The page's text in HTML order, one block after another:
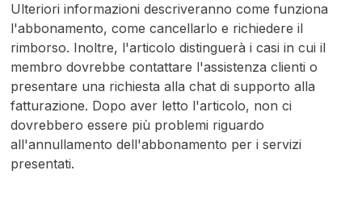
Ulteriori informazioni descriveranno come funziona
l'abbonamento, come cancellarlo e richiedere il
rimborso. Inoltre, l'articolo distinguerà i casi in cui il
membro dovrebbe contattare l'assistenza clienti o
presentare una richiesta alla chat di supporto alla
fatturazione. Dopo aver letto l'articolo, non ci
dovrebbero essere più problemi riguardo
all'annullamento dell'abbonamento per i servizi
presentati.